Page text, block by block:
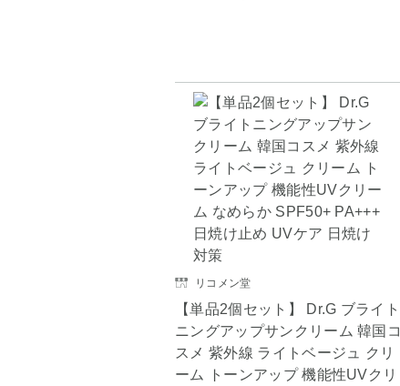
リコメン堂
【単品2個セット】 Dr.G ブライト
ニングアップサンクリーム 韓国コ
スメ 紫外線 ライトベージュ クリ
ーム トーンアップ 機能性UVクリ